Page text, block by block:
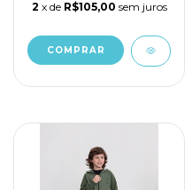
2 x de R$105,00 sem juros
COMPRAR